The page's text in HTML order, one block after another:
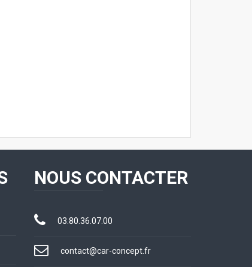
NOUS CONTACTER
03.80.36.07.00
contact@car-concept.fr